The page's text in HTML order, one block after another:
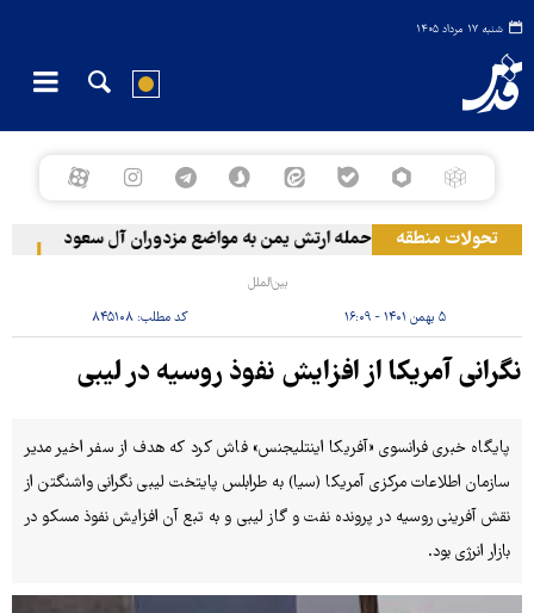
شنبه ۱۷ مرداد ۱۴۰۵
تحولات منطقه حمله ارتش یمن به مواضع مزدوران آل سعود
بین‌الملل
۵ بهمن ۱۴۰۱ - ۱۶:۰۹ کد مطلب:۸۴۵۱۰۸
نگرانی آمریکا از افزایش نفوذ روسیه در لیبی
پایگاه خبری فرانسوی «آفریکا اینتلیجنس» فاش کرد که هدف از سفر اخیر مدیر
سازمان اطلاعات مرکزی آمریکا (سیا) به طرابلس پایتخت لیبی نگرانی واشنگتن از
نقش آفرینی روسیه در پرونده نفت و گاز لیبی و به تبع آن افزایش نفوذ مسکو در
بازار انرژی بود.